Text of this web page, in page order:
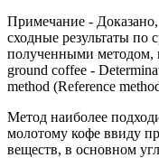
Примечание - Доказано,
сходные результаты по
полученными методом,
ground coffee -
method (Reference
Метод наиболее
молотому кофе ввиду
веществ, в основном